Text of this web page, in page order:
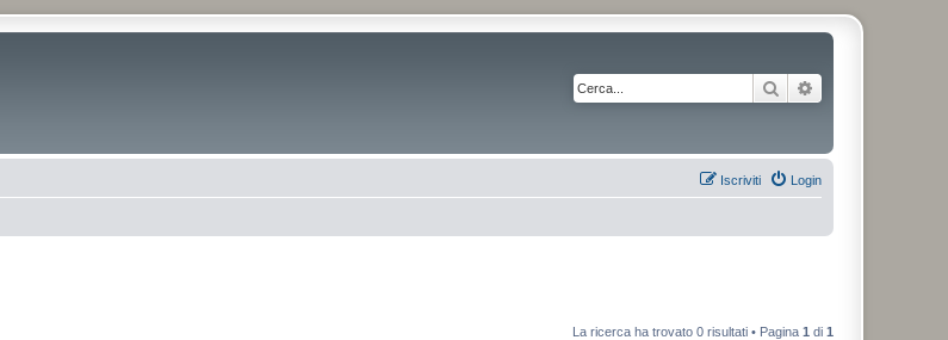
Cerca
Login
Iscriviti
La ricerca ha trovato 0 risultati • Pagina 1 di 1